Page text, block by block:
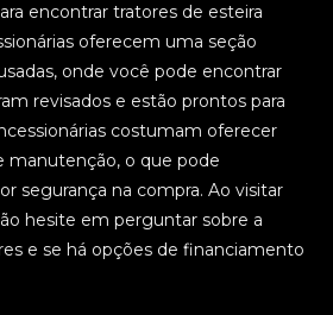
encontrar tratores de esteira
oferecem uma seção
onde você pode encontrar
revisados e estão prontos para
costumam oferecer
manutenção, o que pode
segurança na compra. Ao visitar
hesite em perguntar sobre a
e se há opções de financiamento